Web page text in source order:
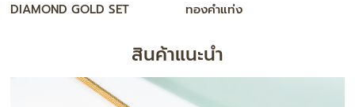
สร้อยคอ กำไล / สร้อยข้อมือ
สินค้าแนะนำ